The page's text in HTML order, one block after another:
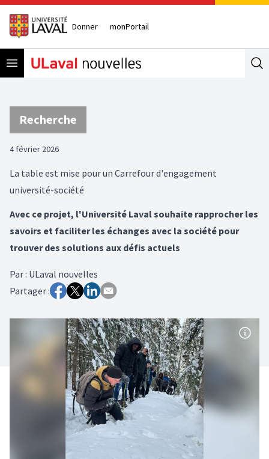
Donner monPortail
Open menu
Recherche
4 février 2026
La table est mise pour un Carrefour d'engagement
université-société
Avec ce projet, l'Université Laval souhaite rapprocher les
savoirs et faciliter les échanges avec la société pour
trouver des solutions aux défis actuels
Par: ULaval nouvelles
Partager :